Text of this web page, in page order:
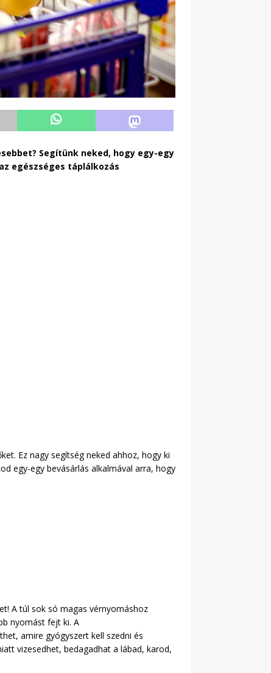
Segítünk neked, hogy egy-egy
egészséges táplálkozás
Ez nagy segítség neked ahhoz, hogy ki
egy-egy bevásárlás alkalmával arra, hogy
A túl sok só magas vérnyomáshoz
nyomást fejt ki. A
amire gyógyszert kell szedni és
vizesedhet, bedagadhat a lábad, karod,